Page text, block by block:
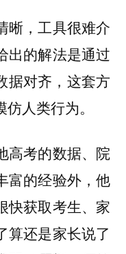
晰，工具很难介
出的解法是通过
据对齐，这套方
人类行为。
高考的数据、院
富的经验外，他
快获取考生、家
算还是家长说了